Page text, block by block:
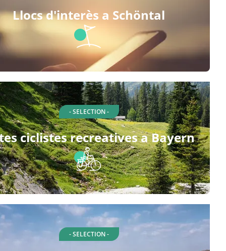
Llocs d'interès a Schöntal
- SELECTION -
ciclistes recreatives a Bayern
- SELECTION -